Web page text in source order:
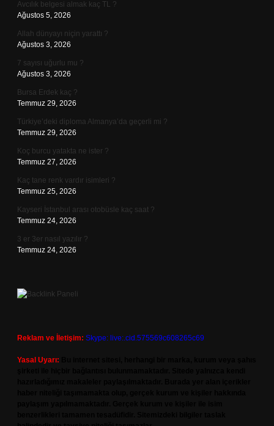
Avcılık belgesi almak kaç TL ?
Ağustos 5, 2026
Allah dünyayı niçin yarattı ?
Ağustos 3, 2026
7 sayısı uğurlu mu ?
Ağustos 3, 2026
Bursa Erdek kaç ?
Temmuz 29, 2026
Türkiye’deki diploma Almanya’da geçerli mi ?
Temmuz 29, 2026
Koç burcu yatakta ne ister ?
Temmuz 27, 2026
Kaç tane renk vardır isimleri ?
Temmuz 25, 2026
Kayseri İstanbul arası otobüsle kaç saat ?
Temmuz 24, 2026
3 er 3er nasıl yazılır ?
Temmuz 24, 2026
Reklam ve İletişim: Skype: live:.cid.575569c608265c69
Yasal Uyarı: